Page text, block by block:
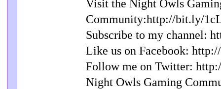
Visit the Night Owls
Community:http://bit.ly/
Subscribe to my channel:
Like us on Facebook:
Follow me on Twitter:
Night Owls Gaming